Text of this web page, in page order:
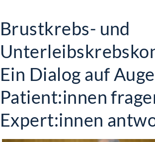
Brustkrebs- und
Ein Dialog auf
Patient:innen
Expert:innen